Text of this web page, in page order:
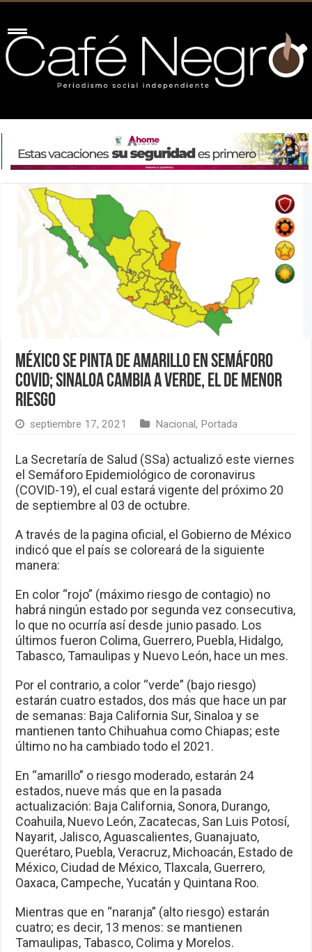
México se pinta de amarillo en semáforo
Covid; Sinaloa cambia a verde, el de menor
riesgo
septiembre 17, 2021 Nacional, Portada
La Secretaría de Salud (SSa) actualizó este viernes
el Semáforo Epidemiológico de coronavirus
(COVID-19), el cual estará vigente del próximo 20
de septiembre al 03 de octubre.
A través de la pagina oficial, el Gobierno de México
indicó que el país se coloreará de la siguiente
manera:
En color “rojo” (máximo riesgo de contagio) no
habrá ningún estado por segunda vez consecutiva,
lo que no ocurría así desde junio pasado. Los
últimos fueron Colima, Guerrero, Puebla, Hidalgo,
Tabasco, Tamaulipas y Nuevo León, hace un mes.
Por el contrario, a color “verde” (bajo riesgo)
estarán cuatro estados, dos más que hace un par
de semanas: Baja California Sur, Sinaloa y se
mantienen tanto Chihuahua como Chiapas; este
último no ha cambiado todo el 2021.
En “amarillo” o riesgo moderado, estarán 24
estados, nueve más que en la pasada
actualización: Baja California, Sonora, Durango,
Coahuila, Nuevo León, Zacatecas, San Luis Potosí,
Nayarit, Jalisco, Aguascalientes, Guanajuato,
Querétaro, Puebla, Veracruz, Michoacán, Estado de
México, Ciudad de México, Tlaxcala, Guerrero,
Oaxaca, Campeche, Yucatán y Quintana Roo.
Mientras que en “naranja” (alto riesgo) estarán
cuatro; es decir, 13 menos: se mantienen
Tamaulipas, Tabasco, Colima y Morelos.